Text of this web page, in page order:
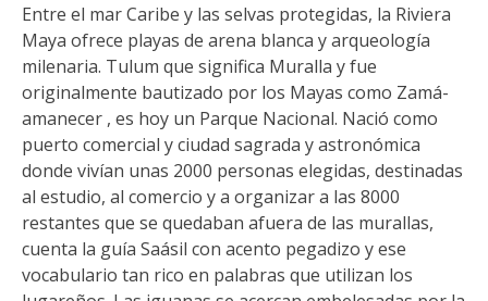
Entre el mar Caribe y las selvas protegidas, la Riviera
Maya ofrece playas de arena blanca y arqueología
milenaria. Tulum que significa Muralla y fue
originalmente bautizado por los Mayas como Zamá-
amanecer , es hoy un Parque Nacional. Nació como
puerto comercial y ciudad sagrada y astronómica
donde vivían unas 2000 personas elegidas, destinadas
al estudio, al comercio y a organizar a las 8000
restantes que se quedaban afuera de las murallas,
cuenta la guía Saásil con acento pegadizo y ese
vocabulario tan rico en palabras que utilizan los